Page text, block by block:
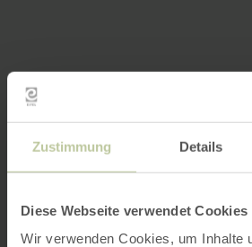
Zustimmung Details
Diese Webseite verwendet Cookies
Wir verwenden Cookies, um Inhalte